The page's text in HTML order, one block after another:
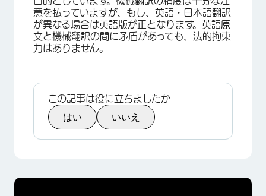
意を払っていますが、もし、英語・日本語翻訳
が異なる場合は英語版が正となります。英語原
文と機械翻訳の間に矛盾があっても、法的拘束
力はありません。
この記事は役に立ちましたか
はい いいえ